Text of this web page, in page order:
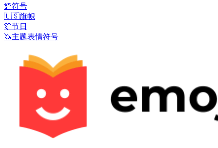
💯符号
🇺🇸旗帜
🎊节日
🦄主题表情符号